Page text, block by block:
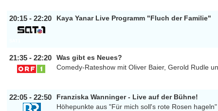
20:15 - 22:20 Kaya Yanar Live Programm "Fluch der Familie"
21:35 - 22:20
Was gibt es Neues?
Comedy-Rateshow mit Oliver Baier, Gerold Rudle
22:05 - 22:50
Franziska Wanninger - Live auf der Bühne!
Höhepunkte aus "Für mich soll's rote Rosen hageln"